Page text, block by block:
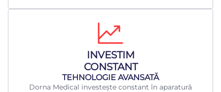
INVESTIM
CONSTANT
TEHNOLOGIE AVANSATĂ
Dorna Medical investește constant în aparatură